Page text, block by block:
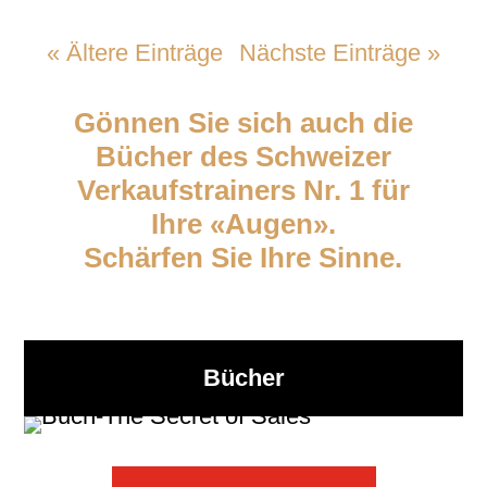
« Ältere Einträge Nächste Einträge »
Gönnen Sie sich auch die
Bücher des Schweizer
Verkaufstrainers Nr. 1 für
Ihre «Augen».
Schärfen Sie Ihre Sinne.
Bücher